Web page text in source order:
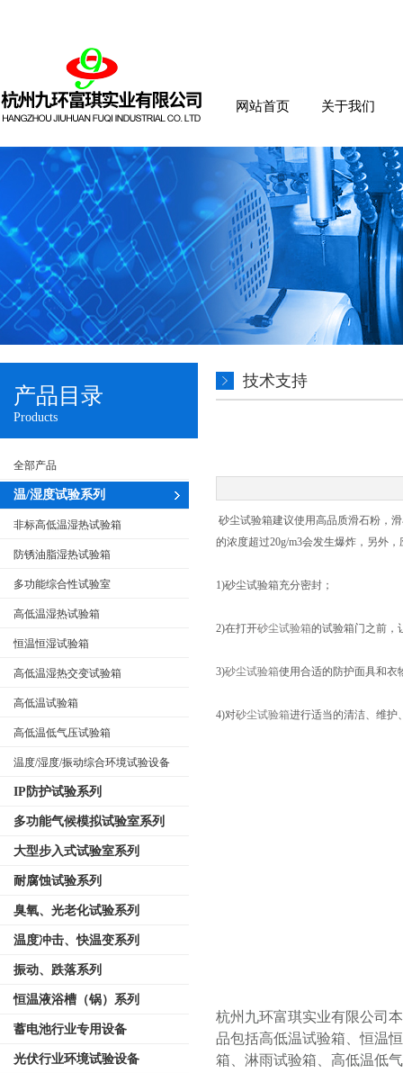
网站首页 关于我们
产品目录
Products
全部产品
温/湿度试验系列
非标高低温湿热试验箱
防锈油脂湿热试验箱
多功能综合性试验室
高低温湿热试验箱
恒温恒湿试验箱
高低温湿热交变试验箱
高低温试验箱
高低温低气压试验箱
温度/湿度/振动综合环境试验设备
IP防护试验系列
多功能气候模拟试验室系列
大型步入式试验室系列
耐腐蚀试验系列
臭氧、光老化试验系列
温度冲击、快温变系列
振动、跌落系列
恒温液浴槽（锅）系列
蓄电池行业专用设备
光伏行业环境试验设备
技术支持
砂尘试验箱建议使用高品质滑石粉，
的浓度超过20g/m3会发生爆炸，另外
1)砂尘试验箱充分密封；
2)在打开砂尘试验箱的试验箱门之前，
3)砂尘试验箱使用合适的防护面具和衣
4)对砂尘试验箱进行适当的清洁、维护
杭州九环富琪实业有限公司
品包括高低温试验箱、恒温
箱、淋雨试验箱、高低温低